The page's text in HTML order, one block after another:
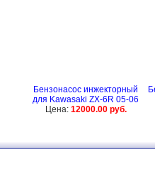
Бензонасос инжекторный
для Kawasaki ZX-6R 05-06
Цена: 12000.00 руб.